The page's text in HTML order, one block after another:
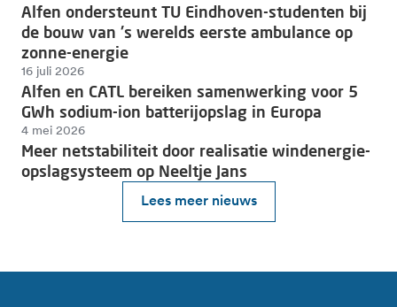
Lees meer nieuws
Alfen ondersteunt TU Eindhoven-studenten bij
de bouw van 's werelds eerste ambulance op
zonne-energie
16 juli 2026
Alfen en CATL bereiken samenwerking voor 5
GWh sodium-ion batterijopslag in Europa
4 mei 2026
Meer netstabiliteit door realisatie windenergie-
opslagsysteem op Neeltje Jans